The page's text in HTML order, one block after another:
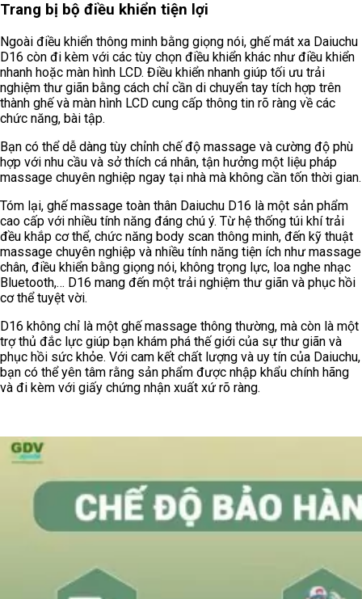
Trang bị bộ điều khiển tiện lợi
Ngoài điều khiển thông minh bằng giọng nói, ghế mát xa Daiuchu
D16 còn đi kèm với các tùy chọn điều khiển khác như điều khiển
nhanh hoặc màn hình LCD. Điều khiển nhanh giúp tối ưu trải
nghiệm thư giãn bằng cách chỉ cần di chuyển tay tích hợp trên
thành ghế và màn hình LCD cung cấp thông tin rõ ràng về các
chức năng, bài tập.
Bạn có thể dễ dàng tùy chỉnh chế độ massage và cường độ phù
hợp với nhu cầu và sở thích cá nhân, tận hưởng một liệu pháp
massage chuyên nghiệp ngay tại nhà mà không cần tốn thời gian.
Tóm lại, ghế massage toàn thân Daiuchu D16 là một sản phẩm
cao cấp với nhiều tính năng đáng chú ý. Từ hệ thống túi khí trải
đều khắp cơ thể, chức năng body scan thông minh, đến kỹ thuật
massage chuyên nghiệp và nhiều tính năng tiện ích như massage
chân, điều khiển bằng giọng nói, không trọng lực, loa nghe nhạc
Bluetooth,… D16 mang đến một trải nghiệm thư giãn và phục hồi
cơ thể tuyệt vời.
D16 không chỉ là một ghế massage thông thường, mà còn là một
trợ thủ đắc lực giúp bạn khám phá thế giới của sự thư giãn và
phục hồi sức khỏe. Với cam kết chất lượng và uy tín của Daiuchu,
bạn có thể yên tâm rằng sản phẩm được nhập khẩu chính hãng
và đi kèm với giấy chứng nhận xuất xứ rõ ràng.